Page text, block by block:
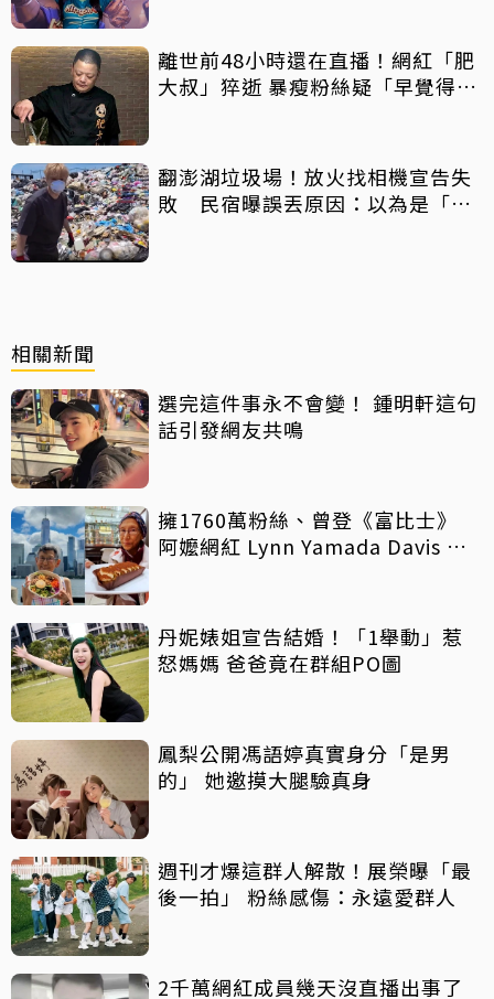
離世前48小時還在直播！網紅「肥
大叔」猝逝 暴瘦粉絲疑「早覺得不
翻澎湖垃圾場！放火找相機宣告失
敗 民宿曝誤丟原因：以為是「按
相關新聞
選完這件事永不會變！ 鍾明軒這句
話引發網友共鳴
擁1760萬粉絲、曾登《富比士》
阿嬤網紅 Lynn Yamada Davis 驚
丹妮婊姐宣告結婚！「1舉動」惹
怒媽媽 爸爸竟在群組PO圖
鳳梨公開馮語婷真實身分「是男
的」 她邀摸大腿驗真身
週刊才爆這群人解散！展榮曝「最
後一拍」 粉絲感傷：永遠愛群人
2千萬網紅成員幾天沒直播出事了